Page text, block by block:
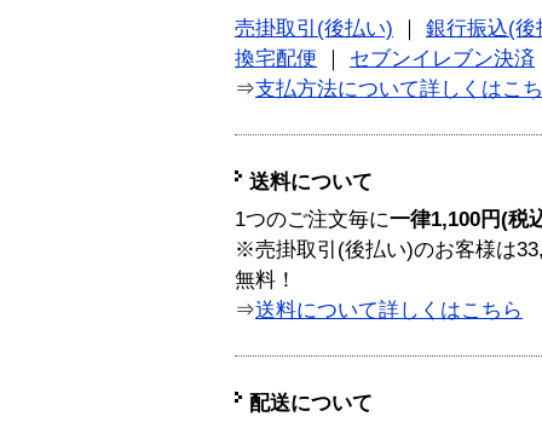
売掛取引(後払い)
銀行振込(後
換宅配便
セブンイレブン決済
⇒支払方法について詳しくはこ
送料について
1つのご注文毎に一律1,100円(税
※売掛取引(後払い)のお客様は
無料！
⇒送料について詳しくはこちら
配送について